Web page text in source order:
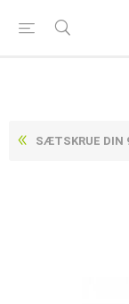
SÆTSKRUE DIN 933 ELFORZINKET (8 TLP + SL )